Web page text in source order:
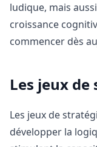
ludique, mais
croissance
commencer dès
Les jeux
Les jeux de
développer la